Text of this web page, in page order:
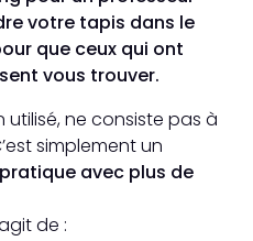
votre tapis dans le
que ceux qui ont
vous trouver.
utilisé, ne consiste pas à
simplement un
avec plus de
de :